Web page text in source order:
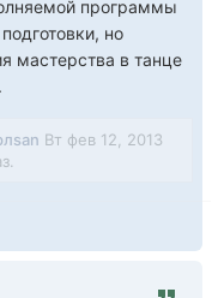
программы
но
мастерства в танце
Вт фев 12, 2013